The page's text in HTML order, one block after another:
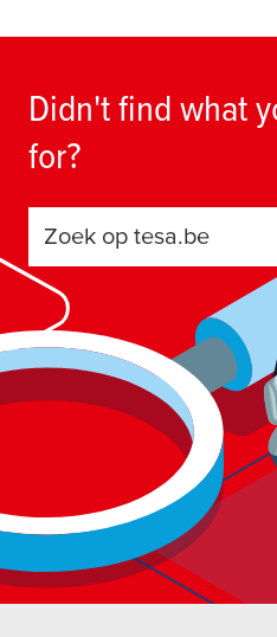
Didn't find what
for?
Zoek op tesa.be